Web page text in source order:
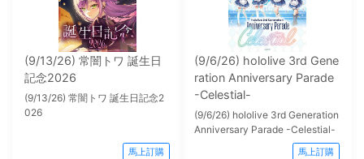
(9/13/26) 常闇トワ 誕生日
記念2026
(9/13/26) 常闇トワ 誕生日記念2
026
馬上訂購
(9/6/26) hololive 3rd Gene
ration Anniversary Parade
-Celestial-
(9/6/26) hololive 3rd Generation
Anniversary Parade -Celestial-
馬上訂購